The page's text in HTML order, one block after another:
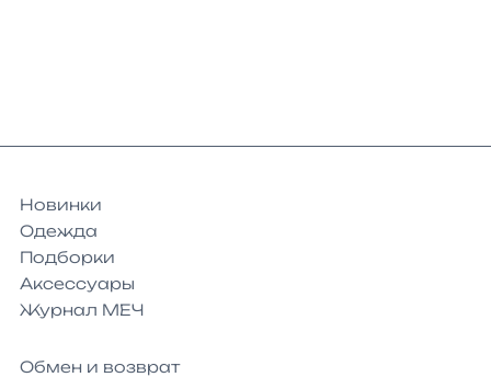
Новинки
Одежда
Подборки
Аксессуары
Журнал МЕЧ
Обмен и возврат